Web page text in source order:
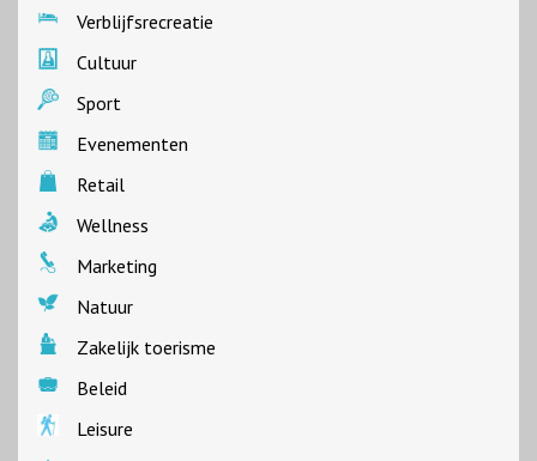
Verblijfsrecreatie
Cultuur
Sport
Evenementen
Retail
Wellness
Marketing
Natuur
Zakelijk toerisme
Beleid
Leisure